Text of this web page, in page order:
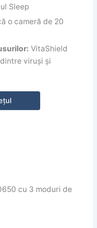
Sleep
o cameră de 20
VitaShield
viruși și